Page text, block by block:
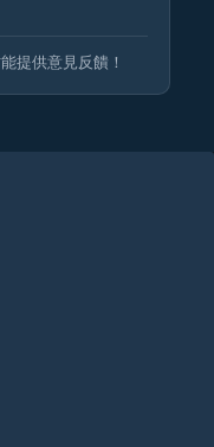
提供意見反饋！